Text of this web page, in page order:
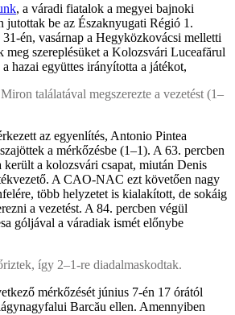
, a váradi fiatalok a megyei bajnoki
jutottak be az Északnyugati Régió 1.
én, vasárnap a Hegyközkovácsi melletti
meg szereplésüket a Kolozsvári Luceafărul
hazai együttes irányította a játékot,
találatával megszerezte a vezetést (1–
az egyenlítés, Antonio Pintea
a mérkőzésbe (1–1). A 63. percben
került a kolozsvári csapat, miután Denis
A CAO-NAC ezt követően nagy
több helyzetet is kialakított, de sokáig
a vezetést. A 84. percben végül
góljával a váradiak ismét előnybe
így 2–1-re diadalmaskodtak.
mérkőzését június 7-én 17 órától
Barcău ellen. Amennyiben